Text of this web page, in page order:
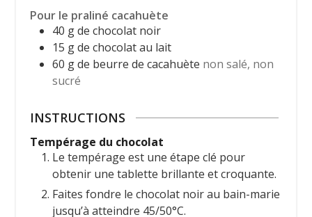
Pour le praliné cacahuète
40 gde chocolat noir
15 gde chocolat au lait
60 gde beurre de cacahuète non salé, non
sucré
INSTRUCTIONS
Tempérage du chocolat
Le tempérage est une étape clé pour
obtenir une tablette brillante et croquante.
Faites fondre le chocolat noir au bain-marie
jusqu’à atteindre 45/50°C.